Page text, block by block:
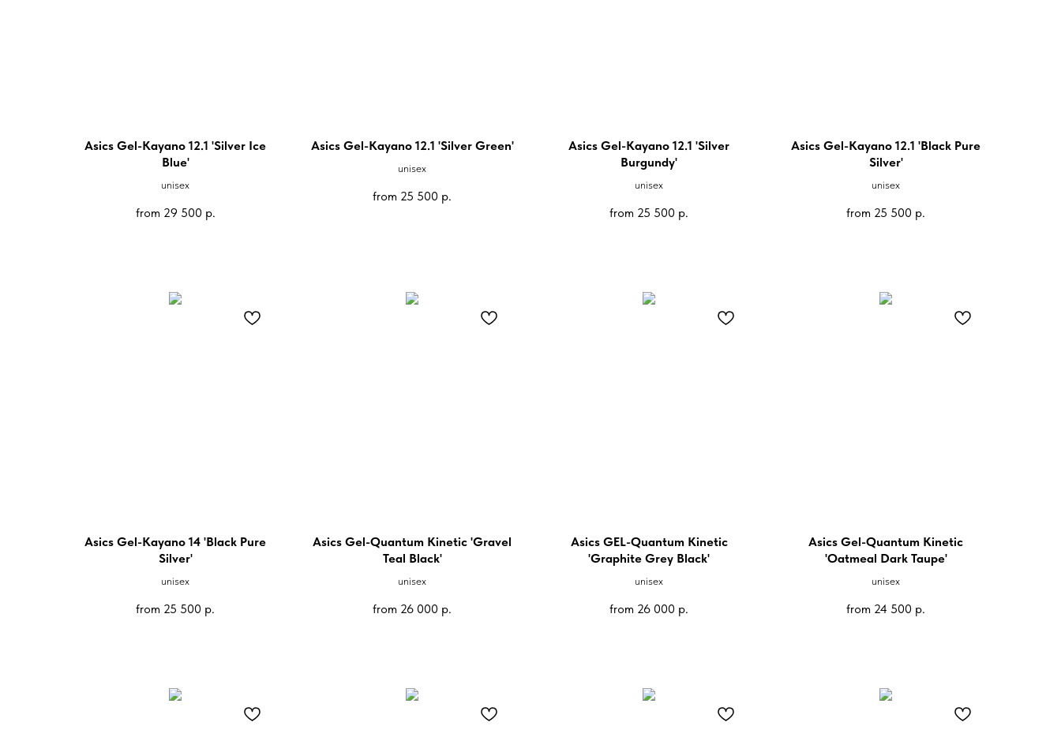
Asics Gel-Kayano 12.1 'Silver Ice
Blue'
unisex
from 29 500 р.
Asics Gel-Kayano 12.1 'Silver Green'
unisex
from 25 500 р.
Asics Gel-Kayano 12.1 'Silver
Burgundy'
unisex
from 25 500 р.
Asics Gel-Kayano 12.1 'Black Pure
Silver'
unisex
from 25 500 р.
Asics Gel-Kayano 14 'Black Pure
Silver'
unisex
from 25 500 р.
Asics Gel-Quantum Kinetic 'Gravel
Teal Black'
unisex
from 26 000 р.
Asics GEL-Quantum Kinetic
'Graphite Grey Black'
unisex
from 26 000 р.
Asics Gel-Quantum Kinetic
'Oatmeal Dark Taupe'
unisex
from 24 500 р.